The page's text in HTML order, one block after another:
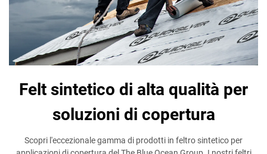
Felt sintetico di alta qualità per
soluzioni di copertura
Scopri l'eccezionale gamma di prodotti in feltro sintetico per